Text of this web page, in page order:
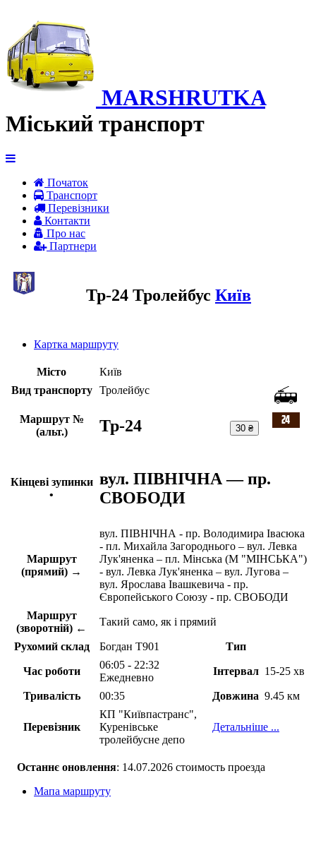
MARSHRUTKA
Міський транспорт
Початок
Транспорт
Перевiзники
Контакти
Про нас
Партнери
Тр-24 Тролейбус Київ
Картка маршруту
Місто
Київ
Вид транспорту
Тролейбус
Маршрут №
(альт.)
Тр-24 30 ₴
Кінцеві зупинки
•
вул. ПІВНІЧНА — пр.
СВОБОДИ
Маршрут
(прямий) →
вул. ПІВНІЧНА - пр. Володимира Івасюка
- пл. Михайла Загороднього – вул. Левка
Лук'яненка – пл. Мінська (М "МІНСЬКА")
- вул. Левка Лук'яненка – вул. Лугова –
вул. Ярослава Івашкевича - пр.
Європейського Союзу - пр. СВОБОДИ
Маршрут
(зворотній) ←
Такий само, як і прямий
Рухомий склад Богдан Т901 Тип
Час роботи
06:05 - 22:32
Ежедневно
Інтервал 15-25 хв
Тривалість 00:35 Довжина 9.45 км
Перевізник
КП "Київпастранс",
Куренівське
тролейбусне депо
Детальніше ...
Останнє оновлення: 14.07.2026 стоимость проезда
Мапа маршруту